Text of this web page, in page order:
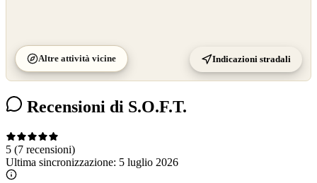
Altre attività vicine Indicazioni stradali
Recensioni di S.O.F.T.
5 (7 recensioni)
Ultima sincronizzazione: 5 luglio 2026